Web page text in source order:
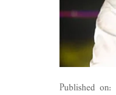
Published on: